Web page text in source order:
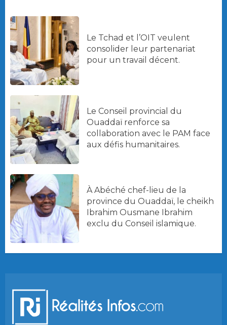
Le Tchad et l’OIT veulent
consolider leur partenariat
pour un travail décent.
Le Conseil provincial du
Ouaddaï renforce sa
collaboration avec le PAM face
aux défis humanitaires.
À Abéché chef-lieu de la
province du Ouaddaï, le cheikh
Ibrahim Ousmane Ibrahim
exclu du Conseil islamique.